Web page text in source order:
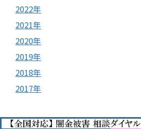
2022年
2021年
2020年
2019年
2018年
2017年